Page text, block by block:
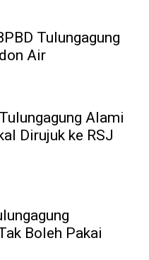
Tulungagung
Air
Alami
Dirujuk ke RSJ
Boleh Pakai